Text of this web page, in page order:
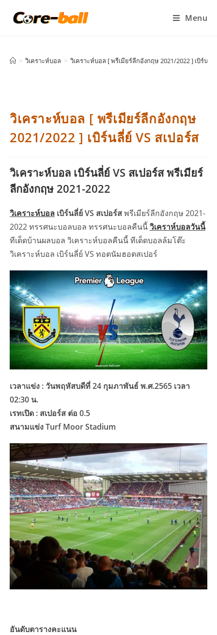
Menu
> วิเคราะห์บอล > วิเคราะห์บอล [ พรีเมียร์ลีกอังกฤษ 2021/2022 ] เบิร์นลี่ย์
วิเคราะห์บอล [ พรีเมียร์ลีกอังกฤษ
2021/2022 ] เบิร์นลี่ย์ VS สเปอร์ส
วิเคราะห์บอล เบิร์นลี่ย์ VS สเปอร์ส พรีเมียร์
ลีกอังกฤษ 2021-2022
วิเคราะห์บอล เบิร์นลี่ย์ VS สเปอร์สพรีเมียร์ลีกอังกฤษ 2021-
2022 ทรรศนะบอลบอล ทรรศนะบอลคืนนี้วิเคราห์บอลวันนี้
ทีเด็ดบ้านผลบอล วิเคราะห์บอลคืนนี้ ทีเด็ดบอลล้มโต๊ะ
วิเคราะห์บอล เบิร์นลี่ย์ VS ทอตนัมฮอตสเปอร์
เวลาแข่ง : วันพฤหัสบดีที่ 24 กุมภาพันธ์ พ.ศ.2565 เวลา
02:30 น.
เรทเปิด : สเปอร์ส ต่อ 0.5
สนามแข่ง Turf Moor Stadium
อันดับตารางคะแนน